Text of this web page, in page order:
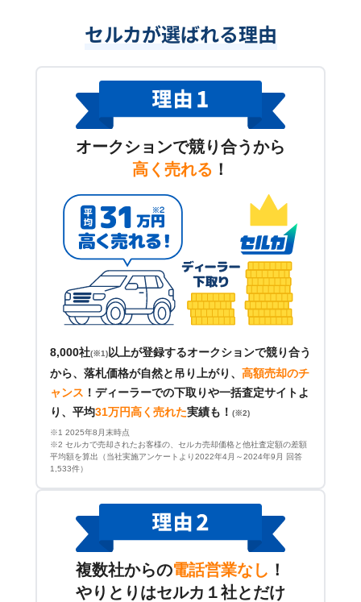
セルカが選ばれる理由
オークションで競り合うから
高く売れる ！
8,000社(※1)以上が登録するオークションで競り合う
から、落札価格が自然と吊り上がり、 高額売却のチ
ャンス ！ ディーラーでの下取りや一括査定サイトよ
り、平均31万円高く売れた実績も！ (※2)
※1 2025年8月末時点
※2 セルカで売却されたお客様の、セルカ売却価格と他社査定額の差額
平均額を算出（当社実施アンケートより2022年4月～2024年9月 回答
1,533件）
複数社からの電話営業なし ！
やりとりはセルカ１社とだけ